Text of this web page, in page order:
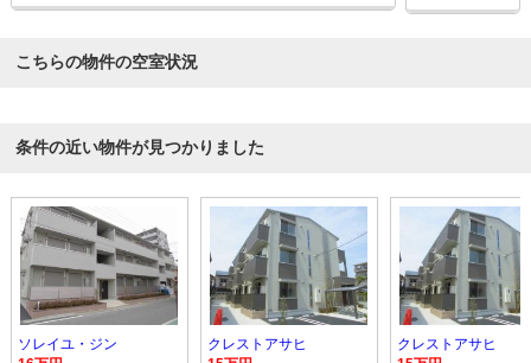
こちらの物件の空室状況
条件の近い物件が見つかりました
ソレイユ・ジン
クレストアサヒ
クレストアサヒ